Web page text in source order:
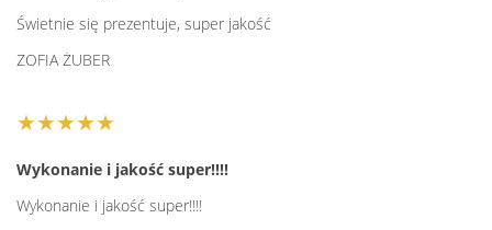
Świetnie się prezentuje, super jakość
ZOFIA ŻUBER
★★★★★
Wykonanie i jakość super!!!!
Wykonanie i jakość super!!!!